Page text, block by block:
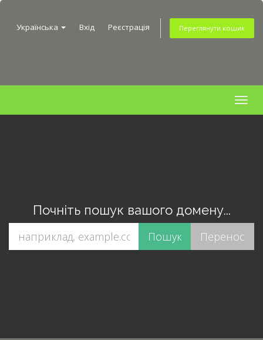
Українська Вхід Реєстрація Переглянути кошик
Почніть пошук вашого домену...